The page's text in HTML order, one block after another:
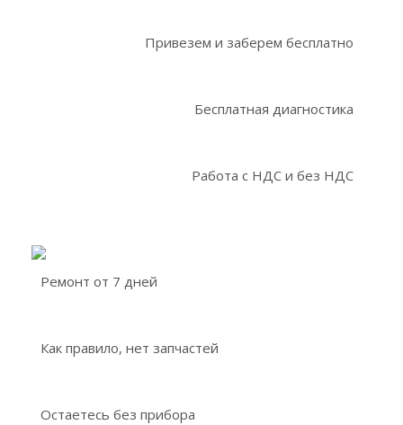
Привезем и заберем бесплатно
Бесплатная диагностика
Работа с НДС и без НДС
Ремонт от 7 дней
Как правило, нет запчастей
Остаетесь без прибора